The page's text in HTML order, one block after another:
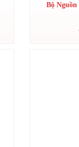
Bộ Nguồn